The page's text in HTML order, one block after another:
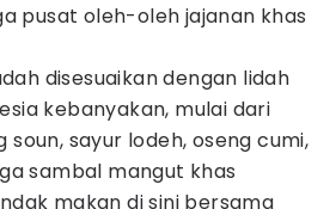
pusat oleh-oleh jajanan khas
disesuaikan dengan lidah
kebanyakan, mulai dari
soun, sayur lodeh, oseng cumi,
sambal mangut khas
makan di sini bersama